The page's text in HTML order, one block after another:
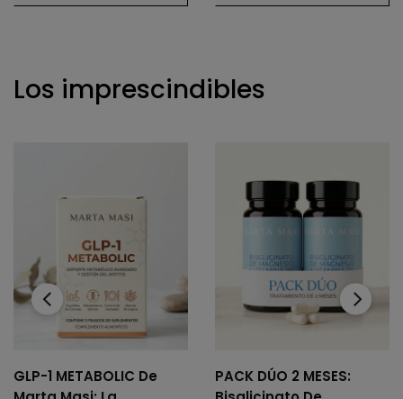
Los imprescindibles
GLP-1 METABOLIC De
PACK DÚO 2 MESES:
‹ ›